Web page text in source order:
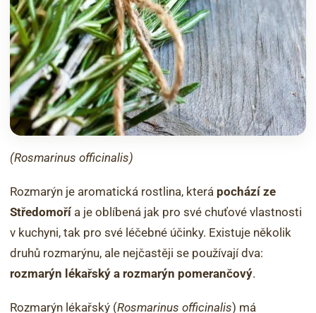
(Rosmarinus officinalis)
Rozmarýn je aromatická rostlina, která pochází ze
Středomoří a je oblíbená jak pro své chuťové vlastnosti
v kuchyni, tak pro své léčebné účinky. Existuje několik
druhů rozmarýnu, ale nejčastěji se používají dva:
rozmarýn lékařský a rozmarýn pomerančový.
Rozmarýn lékařský (Rosmarinus officinalis) má